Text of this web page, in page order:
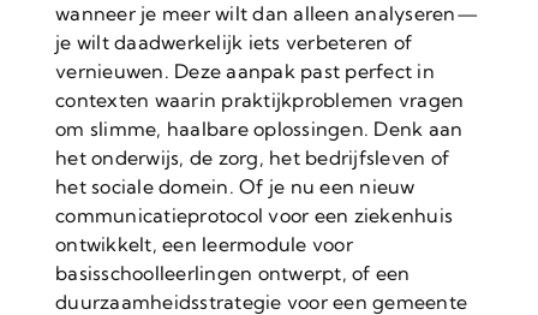
wanneer je meer wilt dan alleen analyseren—
je wilt daadwerkelijk iets verbeteren of
vernieuwen. Deze aanpak past perfect in
contexten waarin praktijkproblemen vragen
om slimme, haalbare oplossingen. Denk aan
het onderwijs, de zorg, het bedrijfsleven of
het sociale domein. Of je nu een nieuw
communicatieprotocol voor een ziekenhuis
ontwikkelt, een leermodule voor
basisschoolleerlingen ontwerpt, of een
duurzaamheidsstrategie voor een gemeente